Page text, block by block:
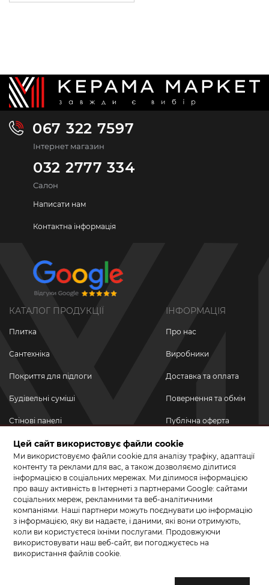
067 322 7597
Інтернет магазин
032 2777 334
Салон
Написати нам
Контактна інформація
КАТАЛОГ ПРОДУКЦІЇ
Плитка
Сантехніка
Покриття для підлоги
Будівельні суміші
Стінові панелі
Новинки
Акційні товари
Акції/Знижки
ІНФОРМАЦІЯ
Про нас
Виробники
Доставка та оплата
Повернення та обмін
Публічна оферта
Політика
конфіденційності
ПРИЄДНУЙТЕСЬ ДО НАС У СОЦМЕРЕЖАХ
Цей сайт використовує файли cookie
Ми використовуємо файли cookie для аналізу трафіку, адаптації
контенту та реклами для вас, а також дозволяємо ділитися
інформацією в соціальних мережах. Ми ділимося інформацією
про вашу активність в Інтернеті з партнерами Google: сайтами
соціальних мереж, рекламними та веб-аналітичними
компаніями. Наші партнери можуть поєднувати цю інформацію
з інформацією, яку ви надаєте, і даними, які вони отримують,
коли ви користуєтеся їхніми послугами. Продовжуючи
використовувати наш веб-сайт, ви погоджуєтесь на
використання файлів cookie.